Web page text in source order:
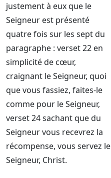
justement à eux que le
Seigneur est présenté
quatre fois sur les sept du
paragraphe : verset 22 en
simplicité de cœur,
craignant le Seigneur, quoi
que vous fassiez, faites-le
comme pour le Seigneur,
verset 24 sachant que du
Seigneur vous recevrez la
récompense, vous servez le
Seigneur, Christ.